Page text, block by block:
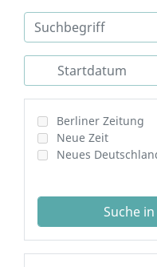
Berliner Zeitung
Neue Zeit
Neues
Suche